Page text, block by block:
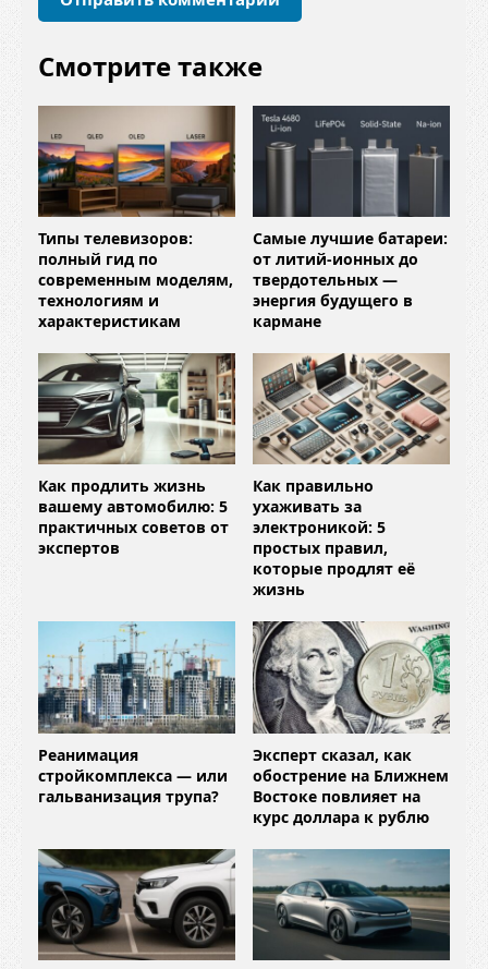
Смотрите также
Типы телевизоров:
полный гид по
современным моделям,
технологиям и
характеристикам
Самые лучшие батареи:
от литий-ионных до
твердотельных —
энергия будущего в
кармане
Как продлить жизнь
вашему автомобилю: 5
практичных советов от
экспертов
Как правильно
ухаживать за
электроникой: 5
простых правил,
которые продлят её
жизнь
Реанимация
стройкомплекса — или
гальванизация трупа?
Эксперт сказал, как
обострение на Ближнем
Востоке повлияет на
курс доллара к рублю